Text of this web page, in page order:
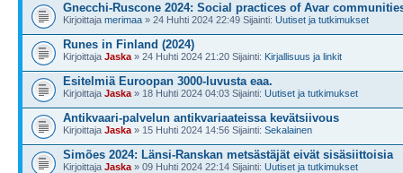
Gnecchi-Ruscone 2024: Social practices of Avar
Kirjoittaja merimaa » 24 Huhti 2024 22:49 Sijainti: Uutiset ja tutkimukset
Runes in Finland (2024)
Kirjoittaja Jaska » 24 Huhti 2024 21:20 Sijainti: Kirjallisuus ja linkit
Esitelmiä Euroopan 3000-luvusta eaa.
Kirjoittaja Jaska » 18 Huhti 2024 04:03 Sijainti: Uutiset ja tutkimukset
Antikvaari-palvelun antikvariaateissa kevätsiivous
Kirjoittaja Jaska » 15 Huhti 2024 14:56 Sijainti: Sekalainen
Simões 2024: Länsi-Ranskan metsästäjät eivät sisäsiittoisia
Kirjoittaja Jaska » 09 Huhti 2024 22:14 Sijainti: Uutiset ja tutkimukset